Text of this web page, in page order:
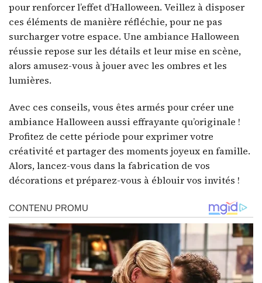
pour renforcer l’effet d’Halloween. Veillez à disposer
ces éléments de manière réfléchie, pour ne pas
surcharger votre espace. Une ambiance Halloween
réussie repose sur les détails et leur mise en scène,
alors amusez-vous à jouer avec les ombres et les
lumières.
Avec ces conseils, vous êtes armés pour créer une
ambiance Halloween aussi effrayante qu’originale !
Profitez de cette période pour exprimer votre
créativité et partager des moments joyeux en famille.
Alors, lancez-vous dans la fabrication de vos
décorations et préparez-vous à éblouir vos invités !